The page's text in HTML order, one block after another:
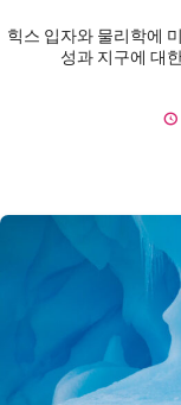
힉스 입자와 물리학에
성과 지구에 대